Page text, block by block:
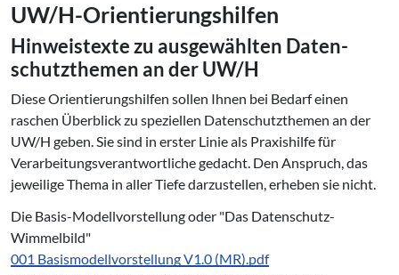
UW/H-Ori­en­tie­rungs­hil­fen
Hin­weis­tex­te zu aus­ge­wähl­ten Da­ten­
schutz­the­men an der UW/H
Diese Orientierungshilfen sollen Ihnen bei Bedarf einen
raschen Überblick zu speziellen Datenschutzthemen an der
UW/H geben. Sie sind in erster Linie als Praxishilfe für
Verarbeitungsverantwortliche gedacht. Den Anspruch, das
jeweilige Thema in aller Tiefe darzustellen, erheben sie nicht.
Die Basis-Modellvorstellung oder "Das Datenschutz-
Wimmelbild"
001 Basismodellvorstellung V1.0 (MR).pdf